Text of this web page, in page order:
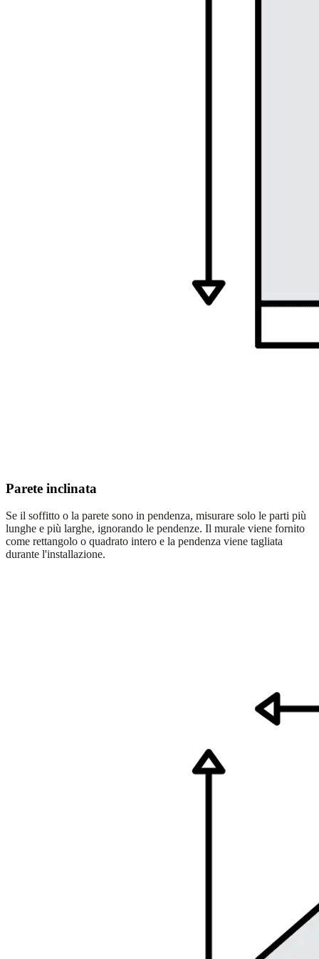
Parete inclinata
Se il soffitto o la parete sono in pendenza, misurare solo le parti più
lunghe e più larghe, ignorando le pendenze. Il murale viene fornito
come rettangolo o quadrato intero e la pendenza viene tagliata
durante l'installazione.